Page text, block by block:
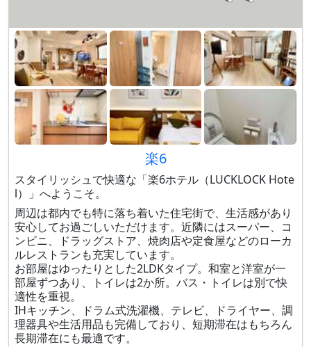
楽6
スタイリッシュで快適な「楽6ホテル（LUCKLOCK Hote
l）」へようこそ。
周辺は都内でも特に落ち着いた住宅街で、生活感があり
安心してお過ごしいただけます。近隣にはスーパー、コ
ンビニ、ドラッグストア、焼肉店や定食屋などのローカ
ルレストランも充実しています。
お部屋はゆったりとした2LDKタイプ。和室と洋室が一
部屋ずつあり、トイレは2か所。バス・トイレは別で快
適性を重視。
IHキッチン、ドラム式洗濯機、テレビ、ドライヤー、調
理器具や生活用品も完備しており、短期滞在はもちろん
長期滞在にも最適です。